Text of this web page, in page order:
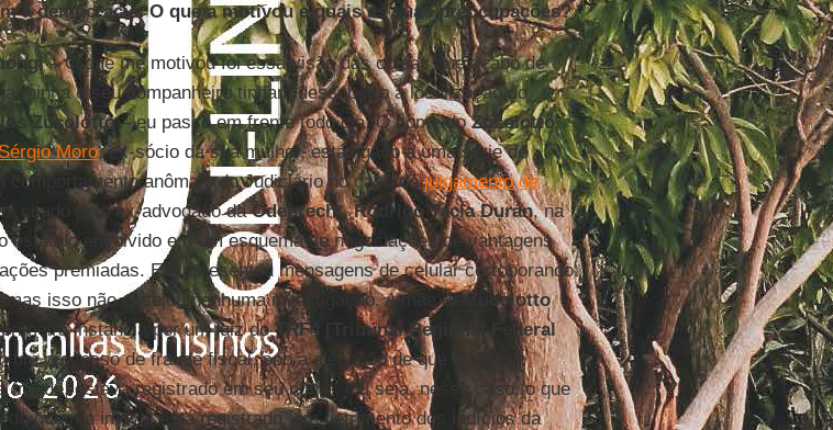
a democracia. O que a motivou e quais as suas preocupações?
–O que me motivou foi essa visão das coisas que acabo de
minha e seu companheiro tinham descoberto a localização do
Zucolotto– eu passo em frente todo dia. O nome doZucolotto,
Moro, ex-sócio da sua mulher, está ligado a uma série de
comportamento anômalo do Judiciário no caso dojulgamento de
citado pelo ex-advogado daOdebrecht,Rodrigo Tacla Durán, na
estando envolvido em um esquema de negociações de vantagens
premiadas. Ele apresentou mensagens de celular corroborando
isso não ensejou nenhuma investigação. A mãe deZucolotto
instância por um juiz doTRF4 [Tribunal Regional Federal
um processo de fraude fiscal, sob a alegação de que o imóvel,
fraude, estava registrado em seu nome. Ou seja, nesse caso, o que
de quem o imóvel está registrado, em detrimento dos indícios da